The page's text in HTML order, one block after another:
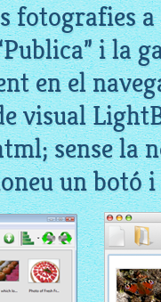
fotografies
i la
en el
visual
sense la
un botó